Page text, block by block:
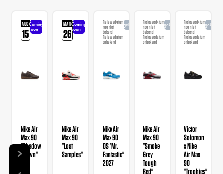
AUG
15
Coming
soon
Nike Air
Max 90
"Shadow
Brown"
MAR
26
Coming
soon
Nike Air
Max 90
"Lost
Samples"
Releasedatum
nog niet
bekend
Releasedatum
onbekend
Aangekondigd
Nike Air
Max 90
QS "Mr.
Fantastic"
2027
Releasedatum
nog niet
bekend
Releasedatum
onbekend
Aangekondigd
Nike Air
Max 90
"Smoke
Grey
Tough
Red"
Releasedatum
nog niet
bekend
Releasedatum
onbekend
Victor
Solomon
x Nike
Air Max
90
"Trophies"